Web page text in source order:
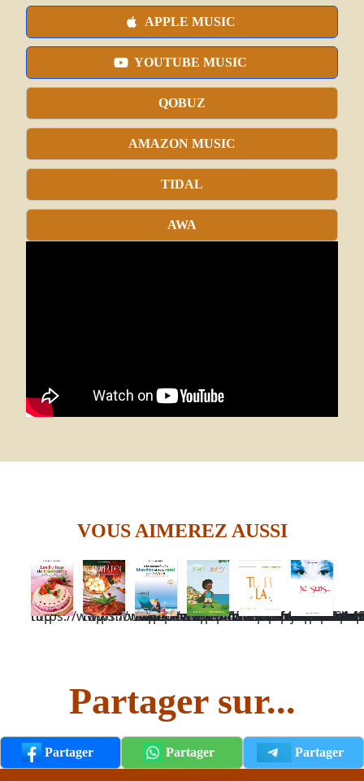
APPLE MUSIC
YOUTUBE MUSIC
QOBUZ
AMAZON MUSIC
TIDAL
AWA
VOUS AIMEREZ AUSSI
https://www.mouvtropical.com/fr/lesfarinesdetubercules.html#anchor-top https://www.mouvtropical.com/fr/lefruitapain.html#anchor-top https://www.mouvtropical.com/fr/shop_bienetre-alarecherchedubienetreetdelasanteparaaass-14de00a6af034455bbc9f40574a3db157#washop-anchor-top https://www.mouvtropical.com/fr/fapboydeeddybabal.html#anchor-top https://www.mouvtropical.com/fr/tuesla-
https://www.mouvtropical.com/fr/shop_roman-jesuisautobiographie-1ced1901a17aa4517957950eec594d9aa#washop-anchor-top
Partager sur...
Partager Partager Partager